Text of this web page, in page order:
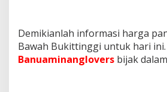
Demikianlah informasi harga
Bawah Bukittinggi untuk hari
Banuaminanglovers bijak